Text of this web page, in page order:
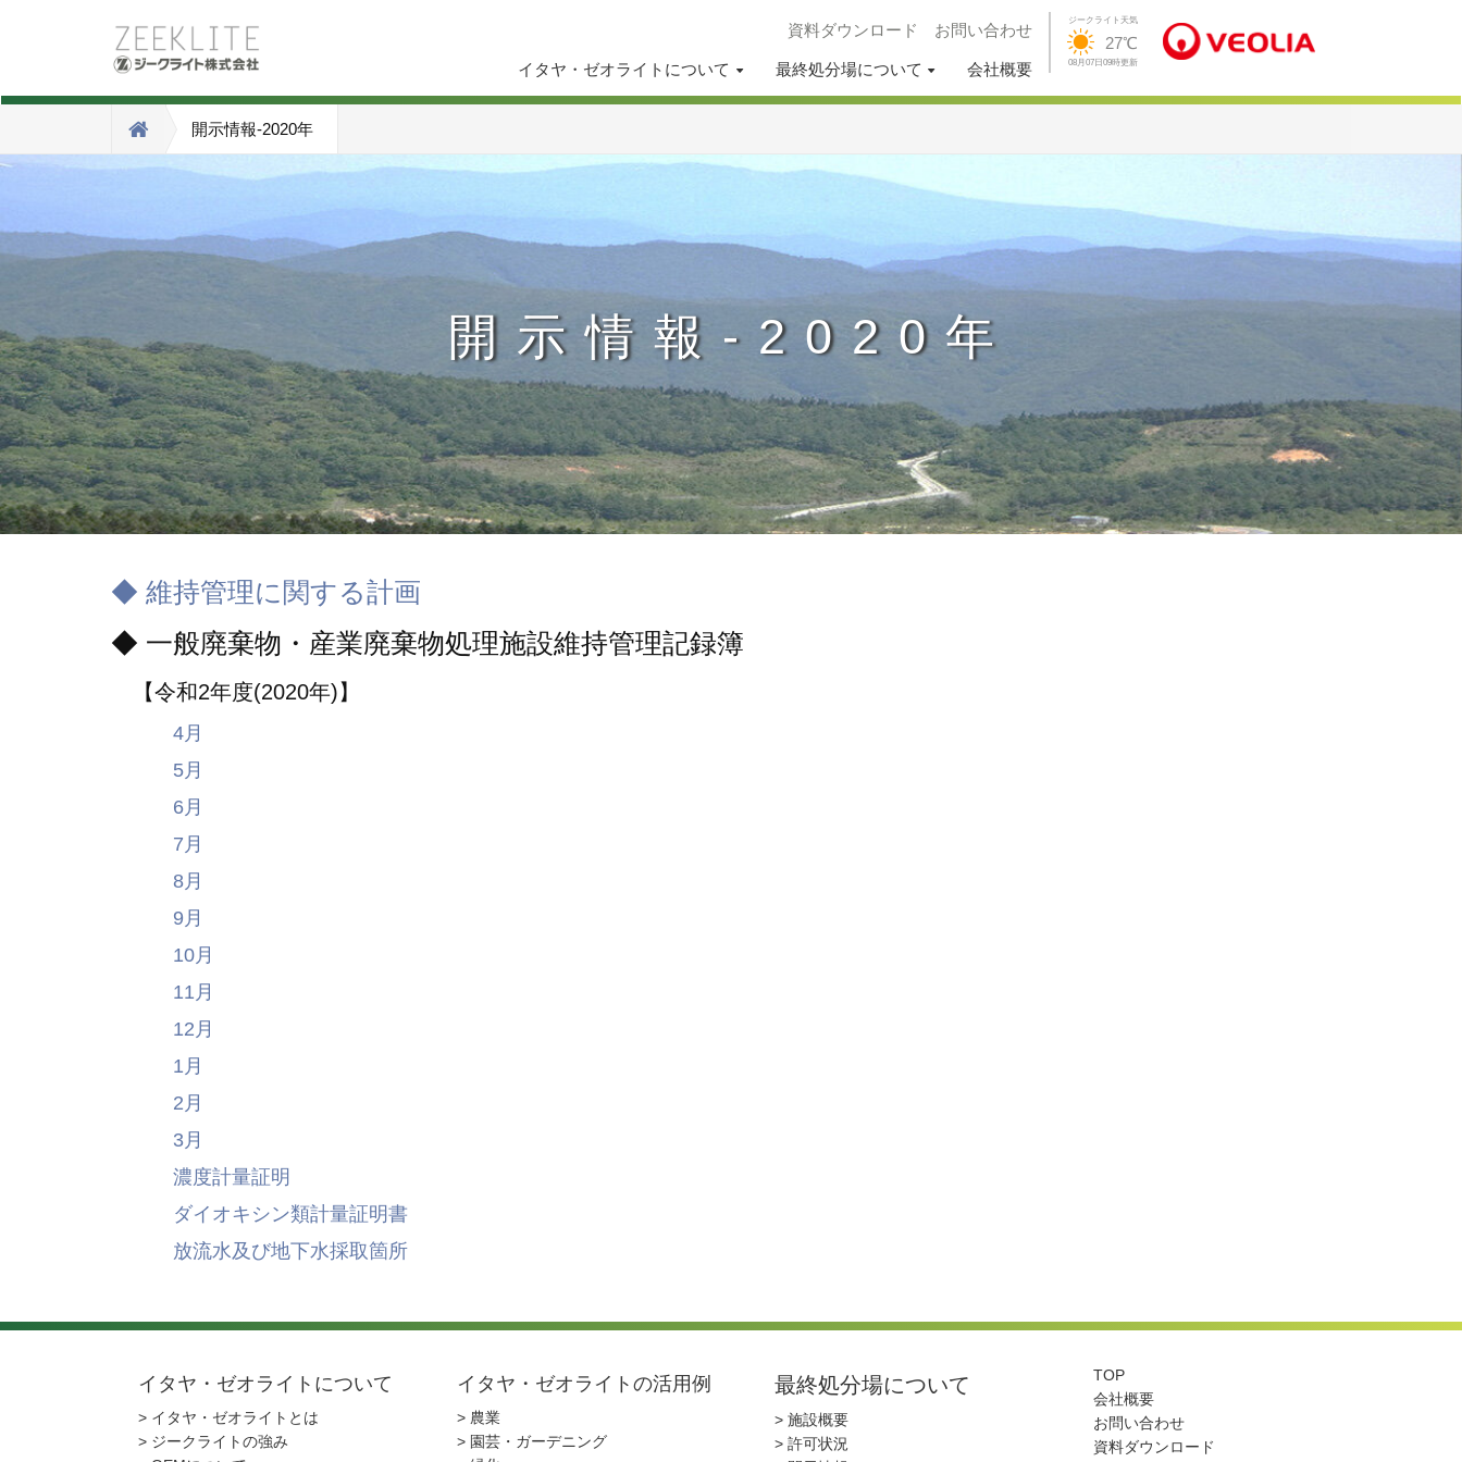
資料ダウンロード お問い合わせ
イタヤ・ゼオライトについて 最終処分場について 会社概要
ジークライト天気
27℃
08月07日09時更新
開示情報-2020年
開示情報-2020年
◆ 維持管理に関する計画
◆ 一般廃棄物・産業廃棄物処理施設維持管理記録簿
【令和2年度(2020年)】
4月
5月
6月
7月
8月
9月
10月
11月
12月
1月
2月
3月
濃度計量証明
ダイオキシン類計量証明書
放流水及び地下水採取箇所
イタヤ・ゼオライトについて
> イタヤ・ゼオライトとは
> ジークライトの強み
イタヤ・ゼオライトの活用例
> 農業
> 園芸・ガーデニング
最終処分場について
> 施設概要
> 許可状況
TOP
会社概要
お問い合わせ
資料ダウンロード